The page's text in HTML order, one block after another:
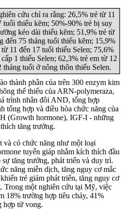
cứu chỉ ra rằng: 26,5% trẻ từ 11
tuổi thiếu kẽm; 50%-90% trẻ bị suy
kéo dài thiếu kẽm; 51,9% trẻ từ
đến 75 tháng tuổi thiếu kẽm; 15,9%
từ 11 đến 17 tuổi thiếu Selen; 75,6%
cấp 1 thiếu Selen; 62,3% trẻ em từ 12
tháng tuổi ở nông thôn thiếu Selen.
thành phần của trên 300 enzym kim
thể thiếu của ARN-polymeraza,
trình nhân đôi AND, tổng hợp
tổng hợp và điều hòa chức năng của
(Growth hormone), IGF-I - những
tăng trưởng.
và có chức năng như một loại
tuyến giáp nhằm kích thích đầu
tăng trưởng, phát triển và duy trì.
năng miễn dịch, tăng nguy cơ mắc
trẻ giảm phát triển, tăng nguy cơ
Trong một nghiên cứu tại Mỹ, việc
18% trường hợp tiêu chảy, 41%
hợp tử vong.